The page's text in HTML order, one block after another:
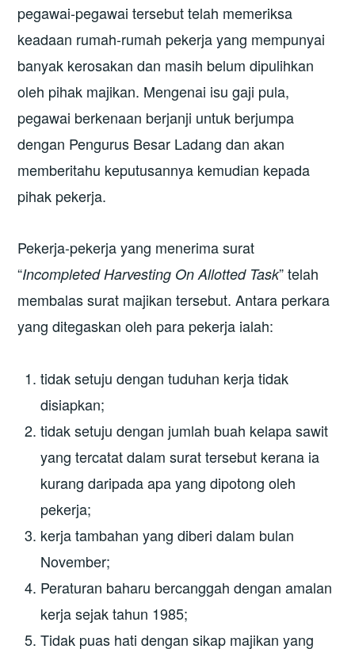
pegawai-pegawai tersebut telah memeriksa
keadaan rumah-rumah pekerja yang mempunyai
banyak kerosakan dan masih belum dipulihkan
oleh pihak majikan. Mengenai isu gaji pula,
pegawai berkenaan berjanji untuk berjumpa
dengan Pengurus Besar Ladang dan akan
memberitahu keputusannya kemudian kepada
pihak pekerja.
Pekerja-pekerja yang menerima surat
“Incompleted Harvesting On Allotted Task” telah
membalas surat majikan tersebut. Antara perkara
yang ditegaskan oleh para pekerja ialah:
tidak setuju dengan tuduhan kerja tidak
disiapkan;
tidak setuju dengan jumlah buah kelapa sawit
yang tercatat dalam surat tersebut kerana ia
kurang daripada apa yang dipotong oleh
pekerja;
kerja tambahan yang diberi dalam bulan
November;
Peraturan baharu bercanggah dengan amalan
kerja sejak tahun 1985;
Tidak puas hati dengan sikap majikan yang